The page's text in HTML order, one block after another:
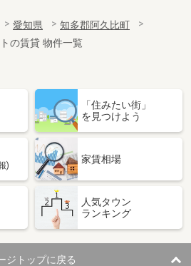
愛知県
知多郡阿久比町
の賃貸 物件一覧
「住みたい街」
を見つけよう
)
家賃相場
人気タウン
ランキング
ジトップに戻る